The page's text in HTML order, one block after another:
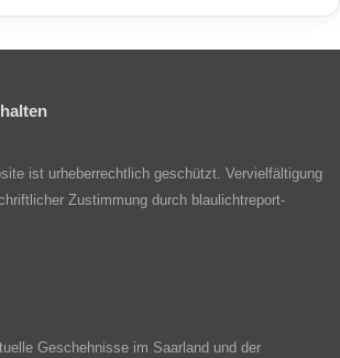
ist urheberrechtlich geschützt. Vervielfältigung
Zustimmung durch blaulichtreport-
Geschehnisse im Saarland und der